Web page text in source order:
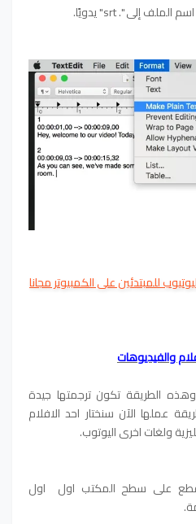
للمبتدئين على الكمبيوتر مجانا
الطريقة تكون ترجمتها جيدة
عملها الآن سنختار احد الافلام
ولغات اخرى اليوتوب.
على سطح المكتب اول اول